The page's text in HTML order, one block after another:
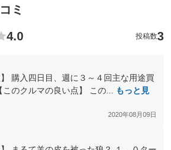
ミ
4.0 投稿数3
】 購入四日目、週に３～４回主な用途買
のクルマの良い点】 この...
もっと見
2020年08月09日